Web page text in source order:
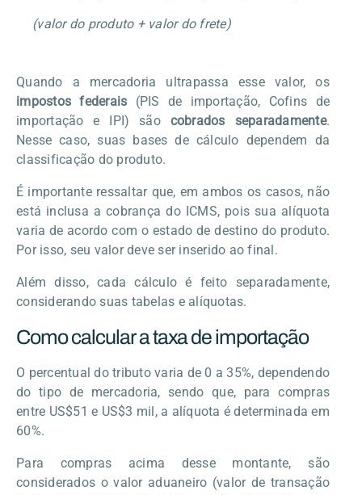
(valor do produto + valor do frete)
Quando a mercadoria ultrapassa esse valor, os
impostos federais (PIS de importação, Cofins de
importação e IPI) são cobrados separadamente.
Nesse caso, suas bases de cálculo dependem da
classificação do produto.
É importante ressaltar que, em ambos os casos, não
está inclusa a cobrança do ICMS, pois sua alíquota
varia de acordo com o estado de destino do produto.
Por isso, seu valor deve ser inserido ao final.
Além disso, cada cálculo é feito separadamente,
considerando suas tabelas e alíquotas.
Como calcular a taxa de importação
O percentual do tributo varia de 0 a 35%, dependendo
do tipo de mercadoria, sendo que, para compras
entre US$51 e US$3 mil, a alíquota é determinada em
60%.
Para compras acima desse montante, são
considerados o valor aduaneiro (valor de transação